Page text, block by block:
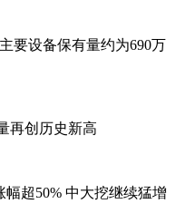
要设备保有量约为690万
再创历史新高
超50% 中大挖继续猛增